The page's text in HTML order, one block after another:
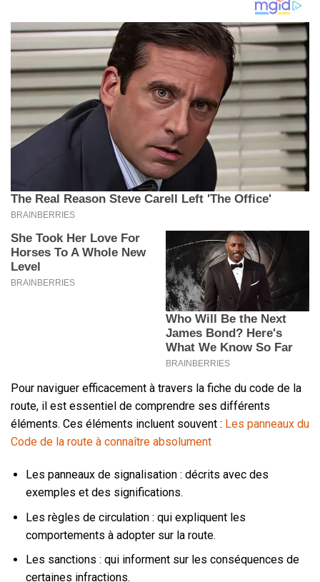
Pour naviguer efficacement à travers la fiche du code de la
route, il est essentiel de comprendre ses différents
éléments. Ces éléments incluent souvent : Les panneaux du
Code de la route à connaître absolument
Les panneaux de signalisation : décrits avec des
exemples et des significations.
Les règles de circulation : qui expliquent les
comportements à adopter sur la route.
Les sanctions : qui informent sur les conséquences de
certaines infractions.